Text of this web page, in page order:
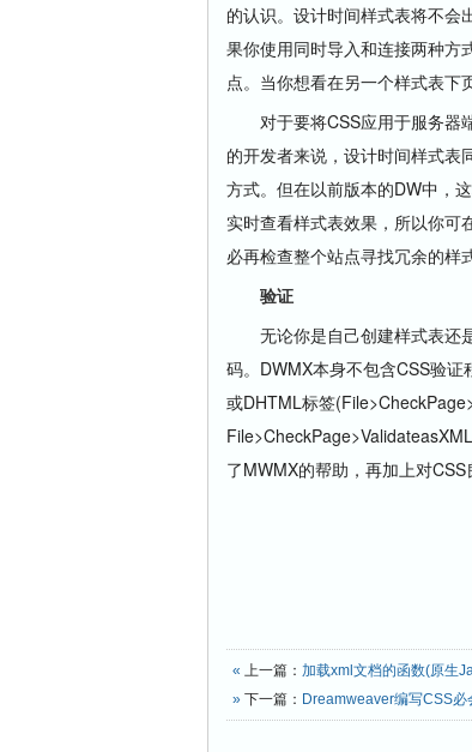
的认识。设计时间样式表将不会
果你使用同时导入和连接两种方
点。当你想看在另一个样式表下
对于要将CSS应用于服务器端
的开发者来说，设计时间样式表
方式。但在以前版本的DW中，
实时查看样式表效果，所以你可
必再检查整个站点寻找冗余的样
验证
无论你是自己创建样式表还
码。DWMX本身不包含CSS验
或DHTML标签
了MWMX的帮助，再加上对
« 上一篇： 加载xml文档的函数(原生
» 下一篇： Dreamweaver编写CSS必